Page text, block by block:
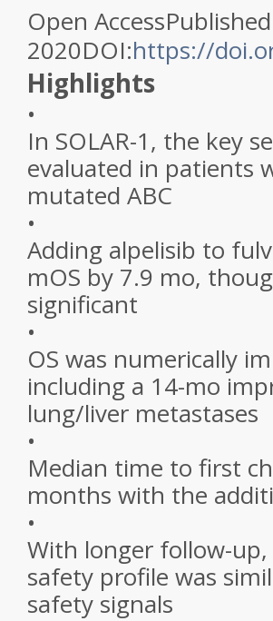
Open Access
2020DOI:https://
Highlights
•
In SOLAR-1, the key
evaluated in patients
mutated ABC
•
Adding alpelisib to
mOS by 7.9 mo,
significant
•
OS was numerically
including a 14-mo
lung/liver metastases
•
Median time to first
months with the
•
With longer follow-
safety profile was
safety signals